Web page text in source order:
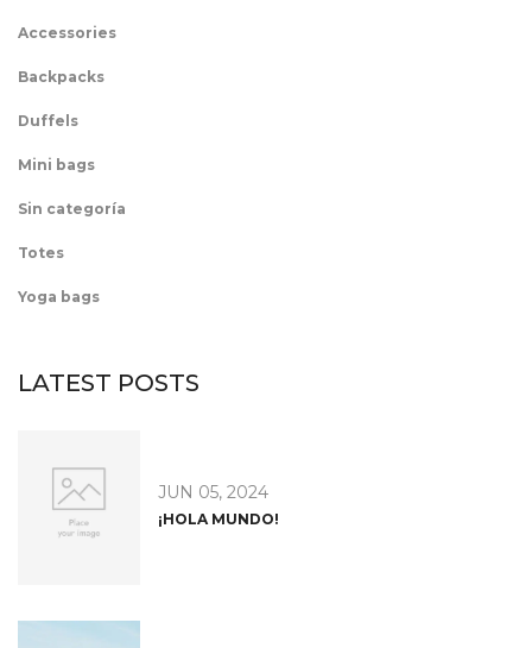
Accessories
Backpacks
Duffels
Mini bags
Sin categoría
Totes
Yoga bags
LATEST POSTS
JUN 05, 2024
¡HOLA MUNDO!